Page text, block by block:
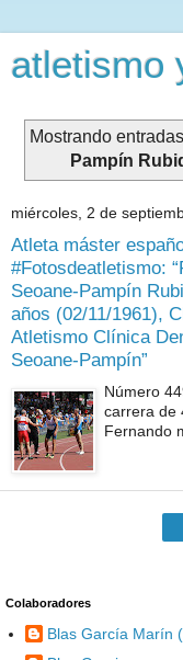
atletismo
Mostrando
Pampín
miércoles, 2 de
Atleta máster
#Fotosdeatletismo:
Seoane-Pampín
años (02/11/1961),
Atletismo Clínica
Seoane-Pampín”
Número
carrera de
Fernando
Colaboradores
Blas García Marín